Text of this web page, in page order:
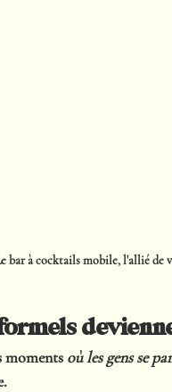
bar à cocktails mobile, l'allié de
moments où les gens se